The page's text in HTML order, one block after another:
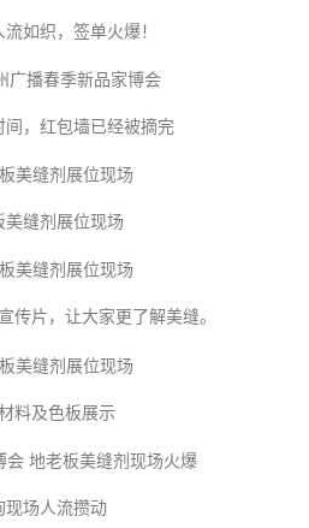
如织，签单火爆！
间，红包墙已经被摘完
美缝剂 展位现场
宣传片，让大家更了解美缝。
料及色板展示
现场人流攒动